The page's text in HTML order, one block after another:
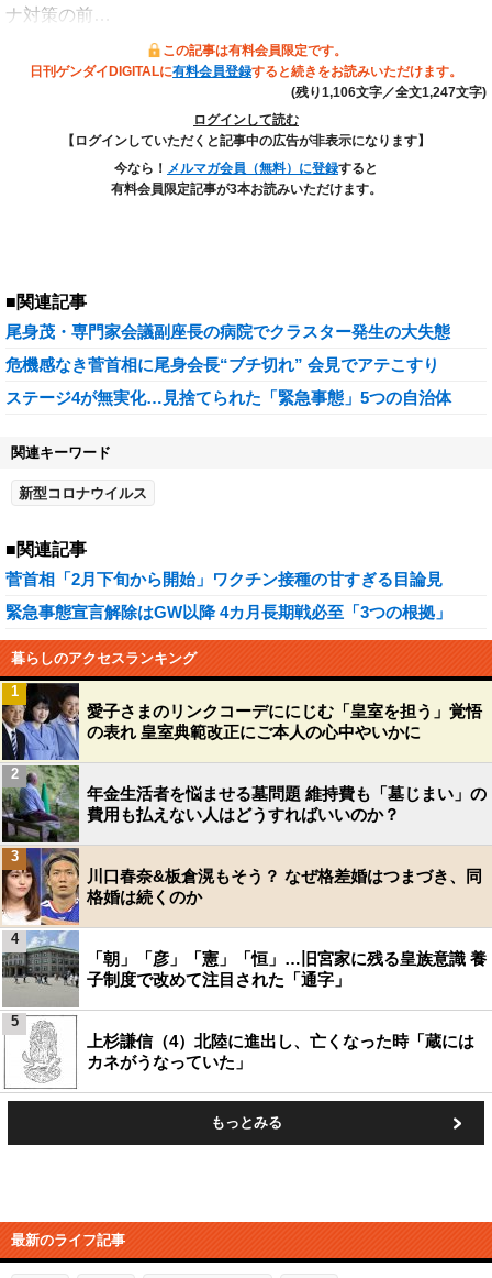
ナ対策の前…
この記事は有料会員限定です。
日刊ゲンダイDIGITALに有料会員登録すると続きをお読みいただけます。
(残り1,106文字／全文1,247文字)
ログインして読む
【ログインしていただくと記事中の広告が非表示になります】
今なら！ メルマガ会員（無料）に登録すると
有料会員限定記事が3本お読みいただけます。
■関連記事
尾身茂・専門家会議副座長の病院でクラスター発生の大失態
危機感なき菅首相に尾身会長“ブチ切れ” 会見でアテこすり
ステージ4が無実化…見捨てられた「緊急事態」5つの自治体
関連キーワード
新型コロナウイルス
■関連記事
菅首相「2月下旬から開始」ワクチン接種の甘すぎる目論見
緊急事態宣言解除はGW以降 4カ月長期戦必至「3つの根拠」
暮らしのアクセスランキング
愛子さまのリンクコーデににじむ「皇室を担う」覚悟
の表れ 皇室典範改正にご本人の心中やいかに
1
年金生活者を悩ませる墓問題 維持費も「墓じまい」の
費用も払えない人はどうすればいいのか？
2
川口春奈&板倉滉もそう？ なぜ格差婚はつまづき、同
格婚は続くのか
3
「朝」「彦」「憲」「恒」…旧宮家に残る皇族意識 養
子制度で改めて注目された「通字」
4
上杉謙信（4）北陸に進出し、亡くなった時「蔵には
カネがうなっていた」
5
もっとみる
最新のライフ記事